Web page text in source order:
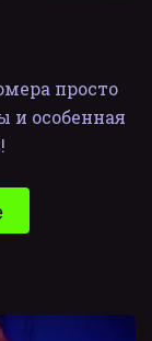
просто
и особенная